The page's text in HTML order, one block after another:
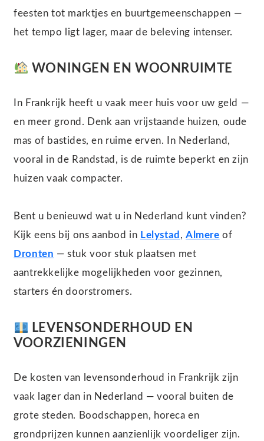
feesten tot marktjes en buurtgemeenschappen —
het tempo ligt lager, maar de beleving intenser.
WONINGEN EN WOONRUIMTE
In Frankrijk heeft u vaak meer huis voor uw geld —
en meer grond. Denk aan vrijstaande huizen, oude
mas of bastides, en ruime erven. In Nederland,
vooral in de Randstad, is de ruimte beperkt en zijn
huizen vaak compacter.
Bent u benieuwd wat u in Nederland kunt vinden?
Kijk eens bij ons aanbod in Lelystad ,Almere of
Dronten — stuk voor stuk plaatsen met
aantrekkelijke mogelijkheden voor gezinnen,
starters én doorstromers.
LEVENSONDERHOUD EN
VOORZIENINGEN
De kosten van levensonderhoud in Frankrijk zijn
vaak lager dan in Nederland — vooral buiten de
grote steden. Boodschappen, horeca en
grondprijzen kunnen aanzienlijk voordeliger zijn.